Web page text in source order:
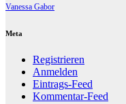
Vanessa Gabor
Meta
Registrieren
Anmelden
Eintrags-Feed
Kommentar-Feed